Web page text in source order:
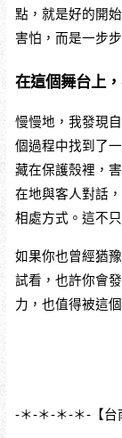
點，就是好的開
害怕，而是一步
在這個舞台上
慢慢地，我發現
個過程中找到了
藏在保護殼裡，
在地與客人對話
相處方式。這不
如果你也曾經猶
試看，也許你會
力，也值得被這
-＊-＊-＊-＊-【台